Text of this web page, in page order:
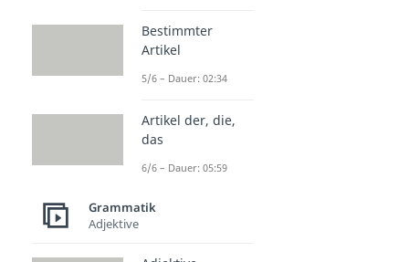
Bestimmter
Artikel
5/6 – Dauer: 02:34
Artikel der, die,
das
6/6 – Dauer: 05:59
Grammatik
Adjektive